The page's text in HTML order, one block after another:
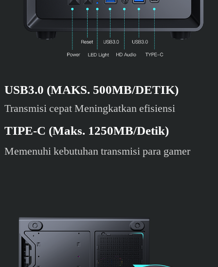
USB3.0 (MAKS. 500MB/DETIK)
Transmisi cepat Meningkatkan efisiensi
TIPE-C (Maks. 1250MB/Detik)
Memenuhi kebutuhan transmisi para gamer